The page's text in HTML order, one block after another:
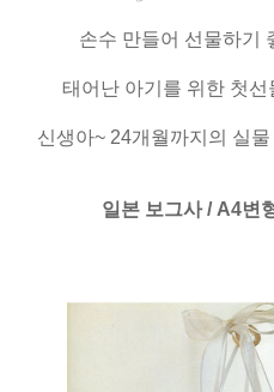
손수 만들어 선물하기
태어난 아기를 위한 첫
신생아~ 24개월까지의 실
일본 보그사 / A4변